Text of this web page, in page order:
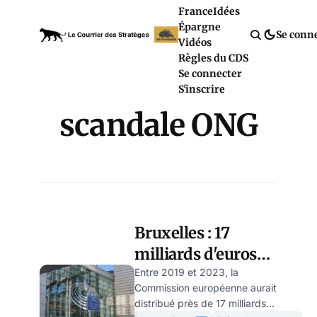
FranceIdées
Épargne
Vidéos
Règles du CDS
Se connecter
S'inscrire
Se
scandale ONG
Bruxelles : 17
milliards d'euros
pour
subventionner 37
Entre 2019 et 2023, la
Commission européenne aurait
distribué près de 17 milliards